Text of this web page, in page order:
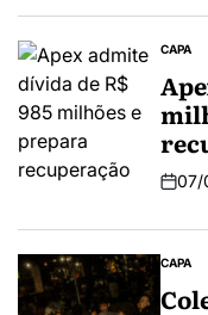
CAPA
07/
CAPA